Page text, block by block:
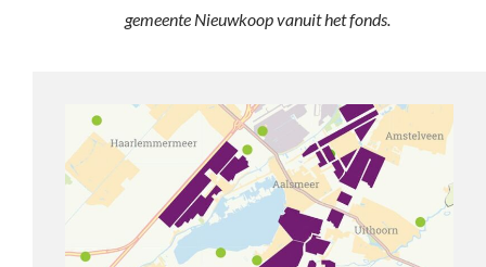
gemeente Nieuwkoop vanuit het fonds.